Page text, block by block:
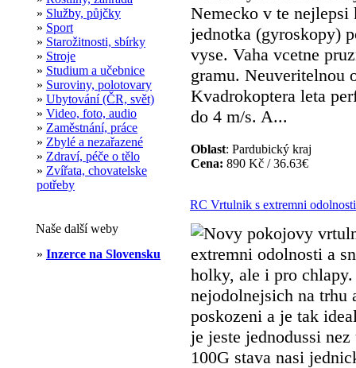
» Služby, půjčky
» Sport
» Starožitnosti, sbírky
» Stroje
» Studium a učebnice
» Suroviny, polotovary
» Ubytování (ČR, svět)
» Video, foto, audio
» Zaměstnání, práce
» Zbylé a nezařazené
» Zdraví, péče o tělo
» Zvířata, chovatelske
potřeby
Naše další weby
» Inzerce na Slovensku
Nemecko v te
jednotka (gyroskopy)
vyse. Vaha vcetne
gramu. Neuveritelnou
Kvadrokoptera leta
do 4 m/s. A...
Oblast: Pardubický kraj
Cena: 890 Kč / 36.63€
RC Vrtulnik s extremni odolnosti
Novy pokojovy
extremni odolnosti a
holky, ale i pro
nejodolnejsich na trhu
poskozeni a je tak
je jeste jednodussi
100G stava nasi